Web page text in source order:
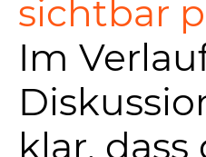
sichtbar
Im
klar, dass